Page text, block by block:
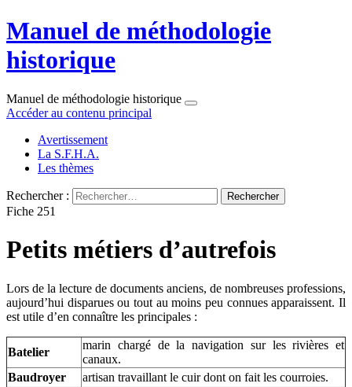
Manuel de méthodologie
historique
Manuel de méthodologie historique
Accéder au contenu principal
Avertissement
La S.F.H.A.
Les thèmes
Rechercher :
Fiche 251
Petits métiers d’autrefois
Lors de la lecture de documents anciens, de nombreuses professions,
aujourd’hui disparues ou tout au moins peu connues apparaissent. Il
est utile d’en connaître les principales :
Batelier
marin chargé de la navigation sur les rivières et
canaux.
Baudroyer
artisan travaillant le cuir dont on fait les courroies.